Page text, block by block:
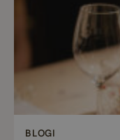
BLOGI